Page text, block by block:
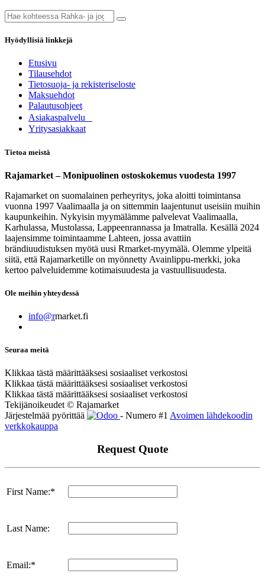
Hyödyllisiä linkkejä
Etusivu
Tilausehdot
Tietosuoja- ja rekisteriseloste
Maksuehdot
Palautusohjeet
Asia​k​aspalvelu
​Yritysasiakkaat
Tietoa meistä
Rajamarket – Monipuolinen ostoskokemus vuodesta 1997
Rajamarket on suomalainen perheyritys, joka aloitti toimintansa
vuonna 1997 Vaalimaalla ja on sittemmin laajentunut useisiin muihin
kaupunkeihin. Nykyisin myymälämme palvelevat Vaalimaalla,
Karhulassa, Mustolassa, Lappeenrannassa ja Imatralla. Kesällä 2024
laajensimme toimintaamme Lahteen, jossa avattiin
brändiuudistuksen myötä uusi Rmarket-myymälä. Olemme ylpeitä
siitä, että Rajamarketille on myönnetty Avainlippu-merkki, joka
kertoo palveluidemme kotimaisuudesta ja vastuullisuudesta.
Ole meihin yhteydessä
info@rmarket.fi
Seuraa meitä
Klikkaa tästä määrittääksesi sosiaaliset verkostosi
Klikkaa tästä määrittääksesi sosiaaliset verkostosi
Klikkaa tästä määrittääksesi sosiaaliset verkostosi
Tekijänoikeudet © Rajamarket
Järjestelmää pyörittää
- Numero #1 Avoimen lähdekoodin
verkkokauppa
Request Quote
First Name:*
Last Name:
Email:*